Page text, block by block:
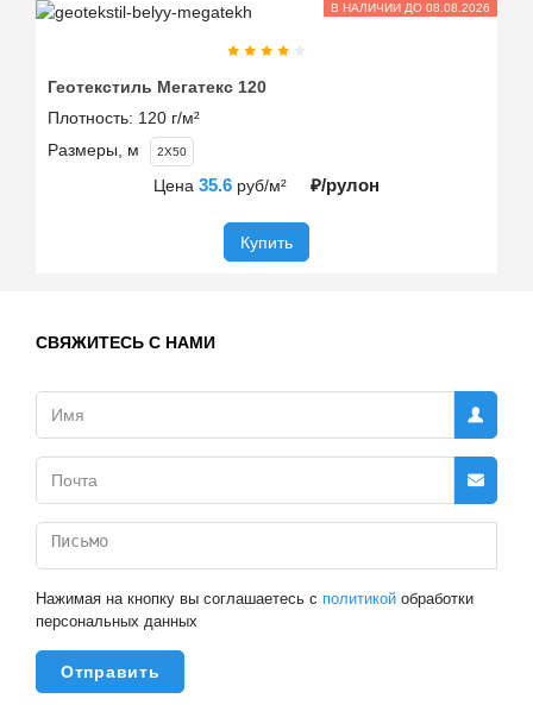
В НАЛИЧИИ ДО 08.08.2026
Геотекстиль Мегатекс 120
Плотность: 120 г/м²
Размеры, м
2X50
Цена 35.6 руб/м² ₽/рулон
Купить
СВЯЖИТЕСЬ С НАМИ
Нажимая на кнопку вы соглашаетесь с политикой обработки
персональных данных
Отправить